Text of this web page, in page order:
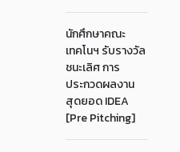
นักศึกษาคณะ
เทคโนฯ รับรางวัล
ชนะเลิศ การ
ประกวดผลงาน
สุดยอด IDEA
[Pre Pitching]